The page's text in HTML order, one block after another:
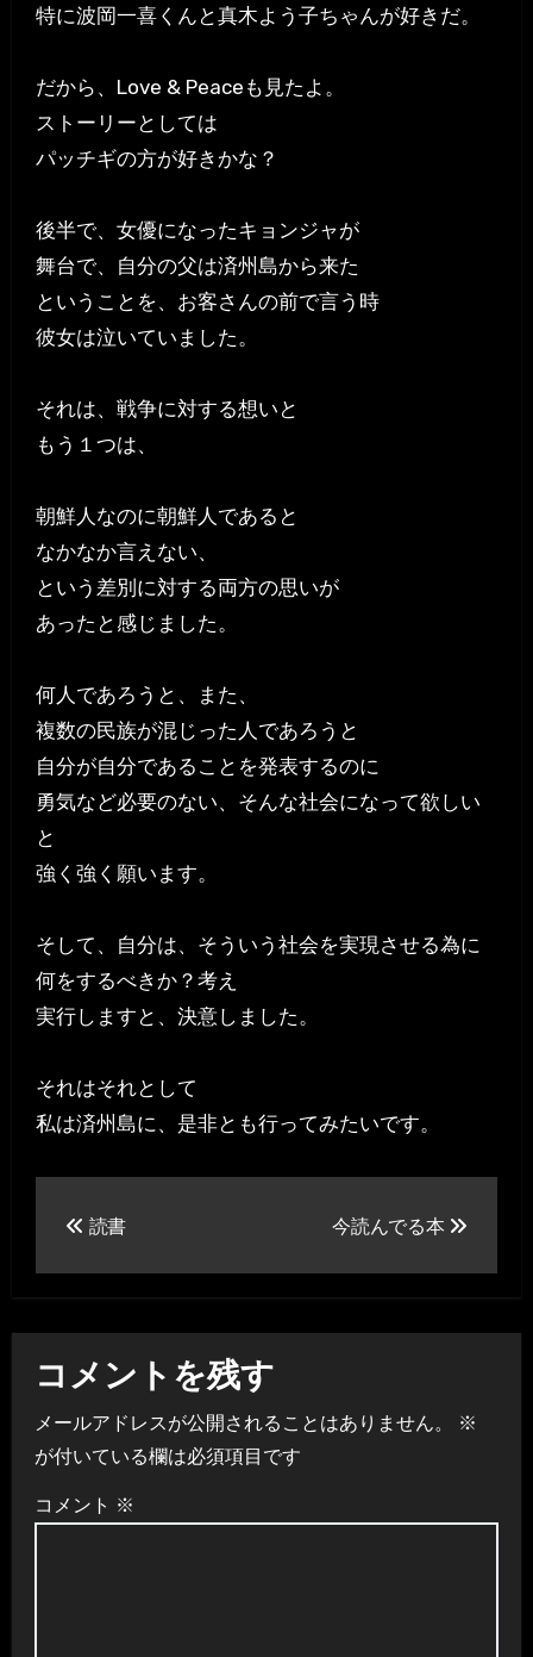
特に波岡一喜くんと真木よう子ちゃんが好きだ。
だから、Love & Peaceも見たよ。
ストーリーとしては
パッチギの方が好きかな？
後半で、女優になったキョンジャが
舞台で、自分の父は済州島から来た
ということを、お客さんの前で言う時
彼女は泣いていました。
それは、戦争に対する想いと
もう１つは、
朝鮮人なのに朝鮮人であると
なかなか言えない、
という差別に対する両方の思いが
あったと感じました。
何人であろうと、また、
複数の民族が混じった人であろうと
自分が自分であることを発表するのに
勇気など必要のない、そんな社会になって欲しい
と
強く強く願います。
そして、自分は、そういう社会を実現させる為に
何をするべきか？考え
実行しますと、決意しました。
それはそれとして
私は済州島に、是非とも行ってみたいです。
ビ
ゲ
ー
シ
読書 今読んでる本
コメントを残す
メールアドレスが公開されることはありません。
※
が付いている欄は必須項目です
コメント ※